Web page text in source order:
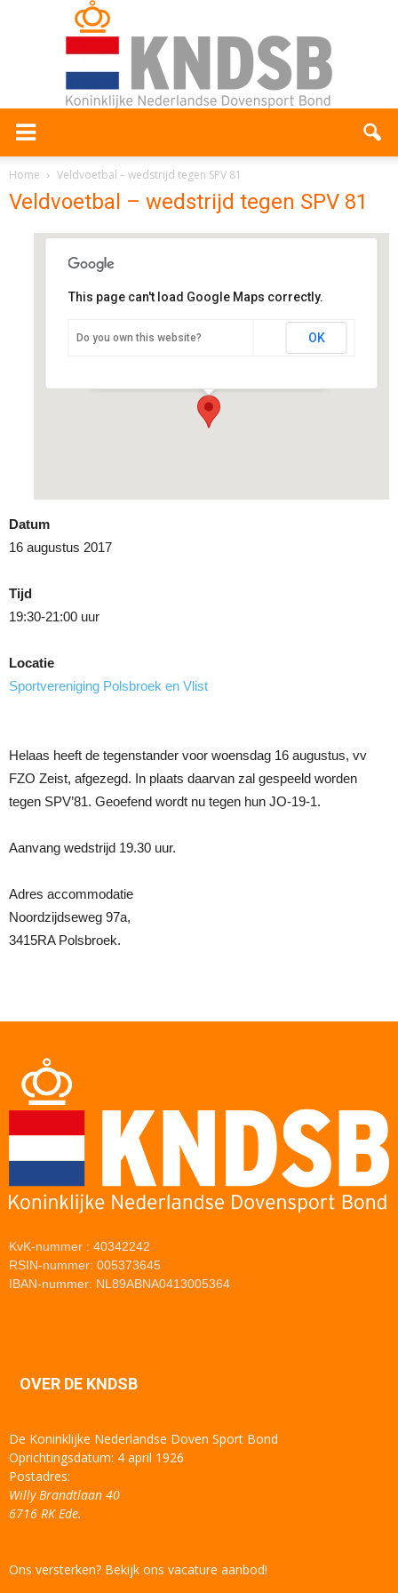
Home Veldvoetbal – wedstrijd tegen SPV 81
Veldvoetbal – wedstrijd tegen SPV 81
Sportvereniging Polsbroek en
This page can't load Google Maps correctly.
Do you own this website? OK
Datum
16 augustus 2017
Tijd
19:30-21:00 uur
Locatie
Sportvereniging Polsbroek en Vlist
Helaas heeft de tegenstander voor woensdag 16 augustus, vv
FZO Zeist, afgezegd. In plaats daarvan zal gespeeld worden
tegen SPV’81. Geoefend wordt nu tegen hun JO-19-1.
Aanvang wedstrijd 19.30 uur.
Adres accommodatie
Noordzijdseweg 97a,
3415RA Polsbroek.
KvK-nummer : 40342242
RSIN-nummer: 005373645
IBAN-nummer: NL89ABNA0413005364
OVER DE KNDSB
De Koninklijke Nederlandse Doven Sport Bond
Oprichtingsdatum: 4 april 1926
Postadres:
Willy Brandtlaan 40
6716 RK Ede.
Ons versterken? Bekijk ons vacature aanbod!